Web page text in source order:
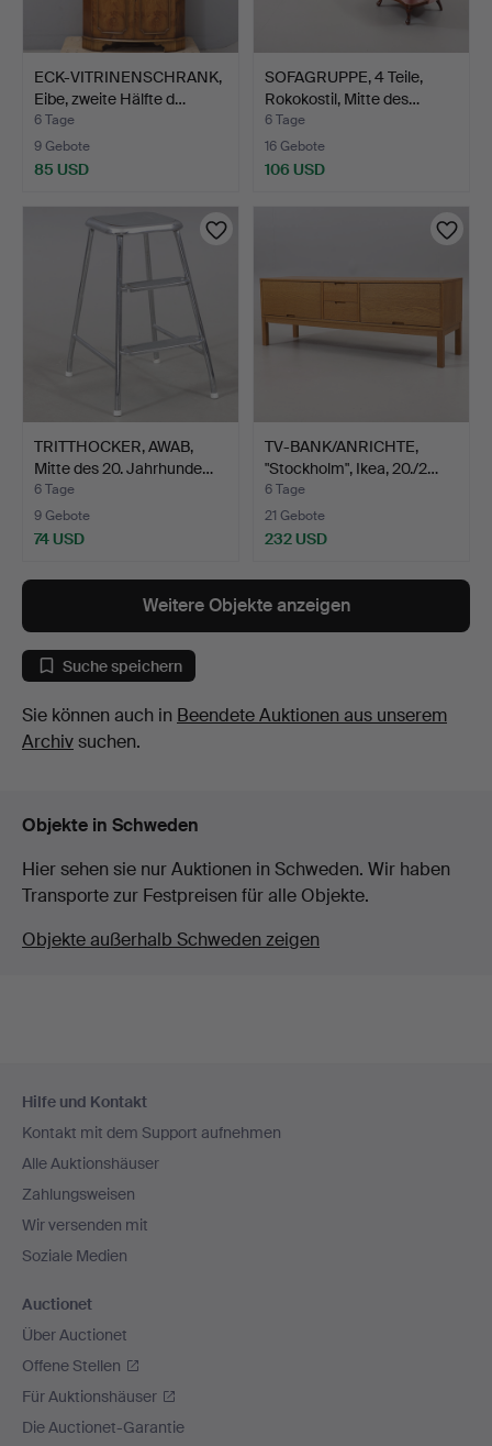
ECK-VITRINENSCHRANK,
Eibe, zweite Hälfte d…
6 Tage
9 Gebote
85 USD
SOFAGRUPPE, 4 Teile,
Rokokostil, Mitte des…
6 Tage
16 Gebote
106 USD
TRITTHOCKER, AWAB,
Mitte des 20. Jahrhunde…
6 Tage
9 Gebote
74 USD
TV-BANK/ANRICHTE,
"Stockholm", Ikea, 20./2…
6 Tage
21 Gebote
232 USD
Weitere Objekte anzeigen
Suche speichern
Sie können auch in Beendete Auktionen aus unserem
Archivsuchen.
Objekte in Schweden
Hier sehen sie nur Auktionen in Schweden. Wir haben
Transporte zur Festpreisen für alle Objekte.
Objekte außerhalb Schweden zeigen
Navigation
Hilfe und Kontakt
Kontakt mit dem Support aufnehmen
Alle Auktionshäuser
Zahlungsweisen
Wir versenden mit
Soziale Medien
Auctionet
Über Auctionet
Offene Stellen
Für Auktionshäuser
Die Auctionet-Garantie